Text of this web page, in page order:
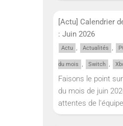
[Actu] Calendrier
: Juin 2026
Actu , Actualités ,
du mois , Switch ,
Faisons le point
du mois de juin
attentes de